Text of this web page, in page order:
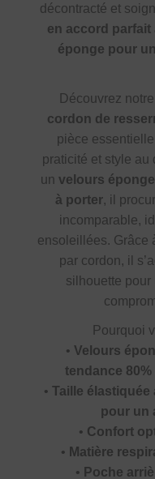
décontracté et
en accord
éponge pour
Découvrez notre
cordon de
pièce
praticité et style au
un velours
à porter, il
incomparable,
ensoleillées. Grâce
par cordon, il
silhouette
Pourquoi
• Velours
tendance
•Taille
pour un
• Confort
• Matière
• Poche